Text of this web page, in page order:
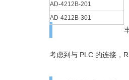
AD-4212B-201
AD-4212B-301
考虑到与 PLC 的连接，